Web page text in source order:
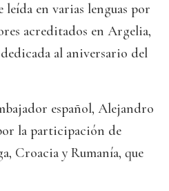
en varias lenguas por
acreditados en Argelia,
al aniversario del
español, Alejandro
la participación de
Croacia y Rumanía, que